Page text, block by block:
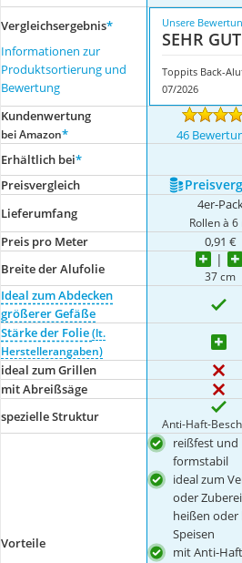
Vergleichsergebnis*
Informationen zur
Produktsortierung und
Bewertung
Unsere
SEHR GUT
Toppits Back-
07/2026
Kundenwertung
bei Amazon* 46
Erhältlich bei*
Preis­vergleich
Lieferumfang
4er-
Rollen à 6
Preis pro Meter 0,91 €
Breite der Alufolie
37 cm
Ideal zum Abdecken
größerer Gefäße
Stärke der Folie(lt.
Herstellerangaben)
ideal zum Grillen
mit Abreißsäge
spezielle Struktur
Anti-Haft-
Vorteile
reißfest und
formstabil
ideal zum
oder
heißen oder
Speisen
mit Anti-